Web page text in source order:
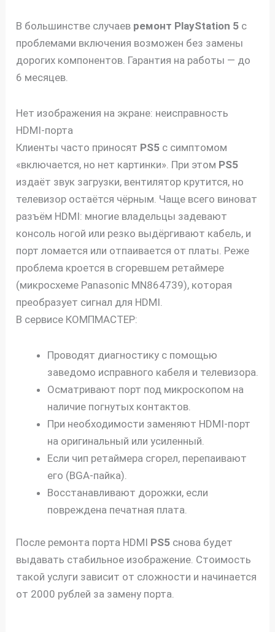
В большинстве случаев ремонт PlayStation 5 с
проблемами включения возможен без замены
дорогих компонентов. Гарантия на работы — до
6 месяцев.
Нет изображения на экране: неисправность
HDMI-порта
Клиенты часто приносят PS5 с симптомом
«включается, но нет картинки». При этом PS5
издаёт звук загрузки, вентилятор крутится, но
телевизор остаётся чёрным. Чаще всего виноват
разъём HDMI: многие владельцы задевают
консоль ногой или резко выдёргивают кабель, и
порт ломается или отпаивается от платы. Реже
проблема кроется в сгоревшем ретаймере
(микросхеме Panasonic MN864739), которая
преобразует сигнал для HDMI.
В сервисе КОМПМАСТЕР:
Проводят диагностику с помощью
заведомо исправного кабеля и телевизора.
Осматривают порт под микроскопом на
наличие погнутых контактов.
При необходимости заменяют HDMI-порт
на оригинальный или усиленный.
Если чип ретаймера сгорел, перепаивают
его (BGA-пайка).
Восстанавливают дорожки, если
повреждена печатная плата.
После ремонта порта HDMI PS5 снова будет
выдавать стабильное изображение. Стоимость
такой услуги зависит от сложности и начинается
от 2000 рублей за замену порта.